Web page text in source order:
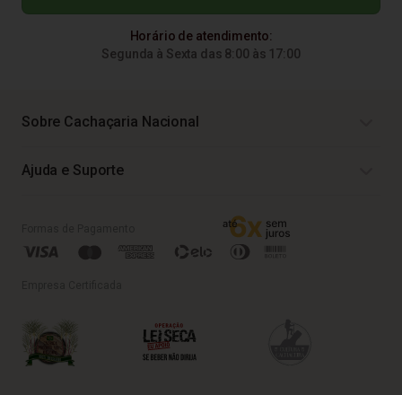
Horário de atendimento:
Segunda à Sexta das 8:00 às 17:00
Sobre Cachaçaria Nacional
Ajuda e Suporte